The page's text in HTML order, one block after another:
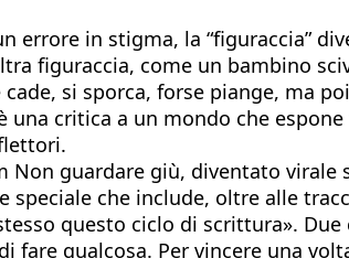
in stigma, la “figuraccia”
figuraccia, come un bambino
si sporca, forse piange, ma
una critica a un mondo che
Non guardare giù, diventato virale
speciale che include, oltre alle
questo ciclo di scrittura».
fare qualcosa. Per vincere una